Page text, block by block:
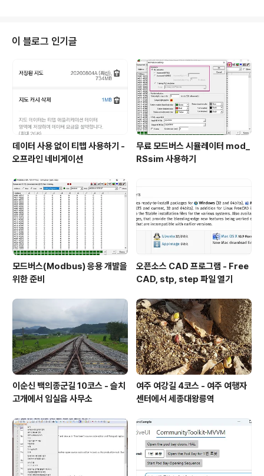
만 해도 하얀 눈이 덮였던 길은 눈이 모두 녹아서 촉촉함만
남았다. 원래의 33코스 종점과 34코스 시작점은 현해로
큰길에 있는 것이 아니라 현해로 쪽으로 나오다가 다시 24
번 국도 쪽으로 좌회전하는 곳이다. 그리고 이후로 24번
국도와 나란히 이어지는 농로를 따라서 송정교차로까지 걷
는다. 그런데 우리는 이 부분을 건너뛰..
이 블로그 인기글
데이터 사용 없이 티맵 사용하기 -
오프라인 네비게이션
무료 모드버스 시뮬레이터 mod_
RSsim 사용하기
모드버스(Modbus) 응용 개발을
위한 준비
오픈소스 CAD 프로그램 - Free
CAD, stp, step 파일 열기
이순신 백의종군길 10코스 - 슬치
고개에서 임실읍 사무소
여주 여강길 4코스 - 여주 여행자
센터에서 세종대왕릉역